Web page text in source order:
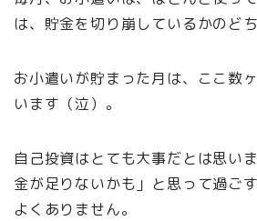
は、貯金を切り崩しているかのどち
お小遣いが貯まった月は、ここ数
います（泣）。
自己投資はとても大事だとは思い
金が足りないかも」と思って過ご
よくありません。